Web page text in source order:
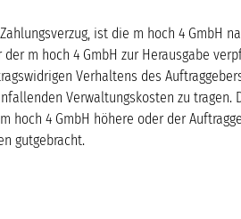
ist die m hoch 4 GmbH
m hoch 4 GmbH zur Herausgabe
Verhaltens des
Verwaltungskosten zu
4 GmbH höhere oder der
gutgebracht.